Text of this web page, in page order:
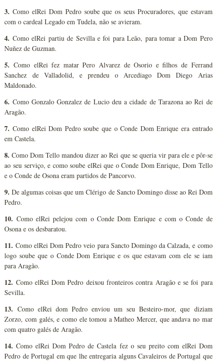
3. Como elRei Dom Pedro soube que os seus Procuradores, que estavam
com o cardeal Legado em Tudela, não se avieram.
4. Como elRei partiu de Sevilla e foi para Leão, para tomar a Dom Pero
Nuñez de Guzman.
5. Como elRei fez matar Pero Alvarez de Osorio e filhos de Ferrand
Sanchez de Valladolid, e prendeu o Arcediago Dom Diego Arias
Maldonado.
6. Como Gonzalo Gonzalez de Lucio deu a cidade de Tarazona ao Rei de
Aragão.
7. Como elRei Dom Pedro soube que o Conde Dom Enrique era entrado
em Castela.
8. Como Dom Tello mandou dizer ao Rei que se queria vir para ele e pôr-se
ao seu serviço, e como soube elRei que o Conde Dom Enrique, Dom Tello
e o Conde de Osona eram partidos de Pancorvo.
9. De algumas coisas que um Clérigo de Sancto Domingo disse ao Rei Dom
Pedro.
10. Como elRei pelejou com o Conde Dom Enrique e com o Conde de
Osona e os desbaratou.
11. Como elRei Dom Pedro veio para Sancto Domingo da Calzada, e como
logo soube que o Conde Dom Enrique e os que estavam com ele se iam
para Aragão.
12. Como elRei Dom Pedro deixou fronteiros contra Aragão e se foi para
Sevilla.
13. Como elRei dom Pedro enviou um seu Besteiro-mor, que diziam
Zorzo, com galés, e como ele tomou a Matheo Mercer, que andava no mar
com quatro galés de Aragão.
14. Como elRei Dom Pedro de Castela fez o seu preito com elRei Dom
Pedro de Portugal em que lhe entregaria alguns Cavaleiros de Portugal que